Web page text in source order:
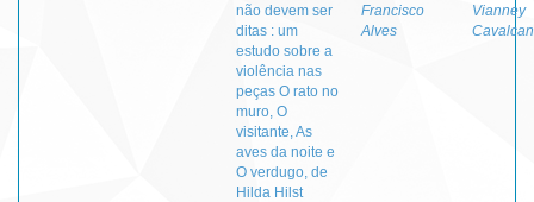
não devem ser
ditas : um
estudo sobre a
violência nas
peças O rato no
muro, O
visitante, As
aves da noite e
O verdugo, de
Hilda Hilst
Francisco
Alves
Vianney